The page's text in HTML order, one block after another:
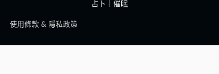
占卜｜催眠
使用條款 & 隱私政策